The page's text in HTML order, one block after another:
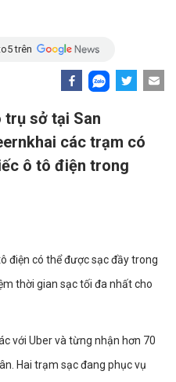
trên
sở tại San
các trạm có
ô tô điện trong
điện có thể được sạc đầy trong
thời gian sạc tối đa nhất cho
với Uber và từng nhận hơn 70
Hai trạm sạc đang phục vụ